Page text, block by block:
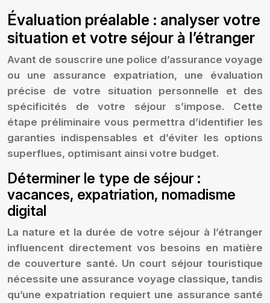
Évaluation préalable : analyser votre
situation et votre séjour à l’étranger
Avant de souscrire une police d’assurance voyage
ou une assurance expatriation, une évaluation
précise de votre situation personnelle et des
spécificités de votre séjour s’impose. Cette
étape préliminaire vous permettra d’identifier les
garanties indispensables et d’éviter les options
superflues, optimisant ainsi votre budget.
Déterminer le type de séjour :
vacances, expatriation, nomadisme
digital
La nature et la durée de votre séjour à l’étranger
influencent directement vos besoins en matière
de couverture santé. Un court séjour touristique
nécessite une assurance voyage classique, tandis
qu’une expatriation requiert une assurance santé